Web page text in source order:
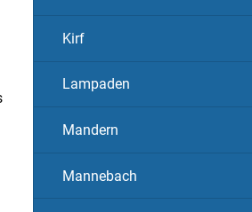
Kirf
Lampaden
Mandern
Mannebach